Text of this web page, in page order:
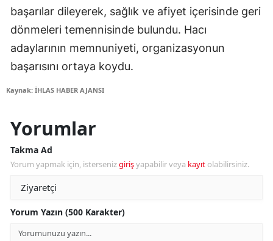
başarılar dileyerek, sağlık ve afiyet içerisinde geri
dönmeleri temennisinde bulundu. Hacı
adaylarının memnuniyeti, organizasyonun
başarısını ortaya koydu.
Kaynak: İHLAS HABER AJANSI
Yorumlar
Takma Ad
Yorum yapmak için, istersenizgirişyapabilir veya kayıt olabilirsiniz.
Yorum Yazın (500 Karakter)